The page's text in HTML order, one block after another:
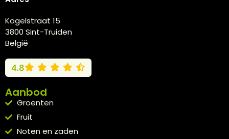
Kogelstraat 15
3800 Sint-Truiden
België
4.8
Aanbod
Groenten
Fruit
Noten en zaden